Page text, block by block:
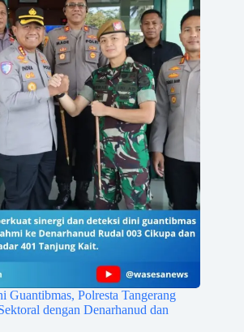
Guantibmas, Polresta Tangerang
dengan Denarhanud dan